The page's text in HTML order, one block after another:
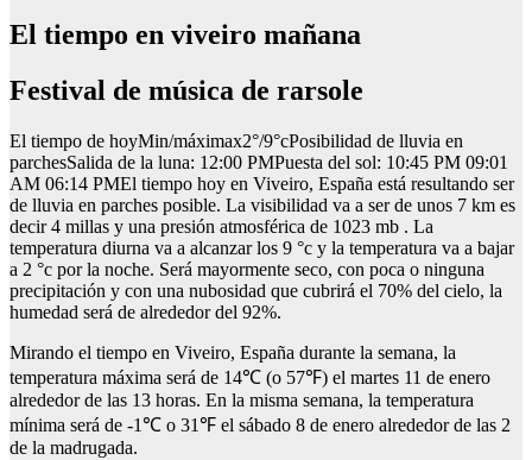
El tiempo en viveiro mañana
Festival de música de rarsole
El tiempo de hoyMin/máximax2°/9°cPosibilidad de lluvia en
parchesSalida de la luna: 12:00 PMPuesta del sol: 10:45 PM 09:01
AM 06:14 PMEl tiempo hoy en Viveiro, España está resultando ser
de lluvia en parches posible. La visibilidad va a ser de unos 7 km es
decir 4 millas y una presión atmosférica de 1023 mb . La
temperatura diurna va a alcanzar los 9 °c y la temperatura va a bajar
a 2 °c por la noche. Será mayormente seco, con poca o ninguna
precipitación y con una nubosidad que cubrirá el 70% del cielo, la
humedad será de alrededor del 92%.
Mirando el tiempo en Viveiro, España durante la semana, la
temperatura máxima será de 14℃ (o 57℉) el martes 11 de enero
alrededor de las 13 horas. En la misma semana, la temperatura
mínima será de -1℃ o 31℉ el sábado 8 de enero alrededor de las 2
de la madrugada.